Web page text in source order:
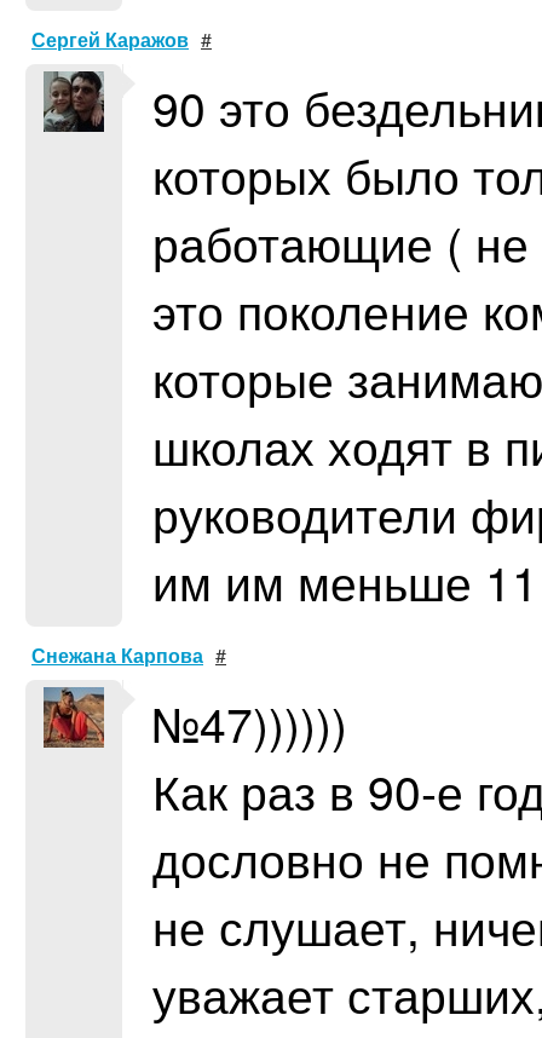
Сергей Каражов #
90 это
которых было
работающие ( не
это поколение
которые
школах ходят в
руководители
им им меньше
Снежана Карпова #
№47))))))
Как раз в 90-е
дословно не
не слушает,
уважает